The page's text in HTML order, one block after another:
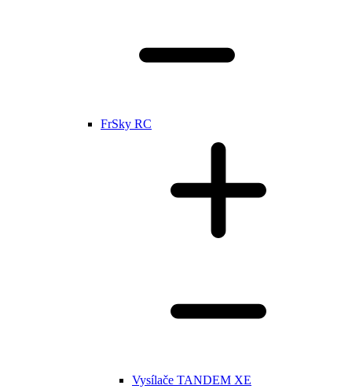
FrSky RC
Vysílače TANDEM XE